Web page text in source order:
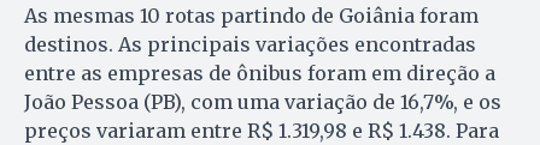
As mesmas 10 rotas partindo de Goiânia foram
destinos. As principais variações encontradas
entre as empresas de ônibus foram em direção a
João Pessoa (PB), com uma variação de 16,7%, e os
preços variaram entre R$ 1.319,98 e R$ 1.438. Para